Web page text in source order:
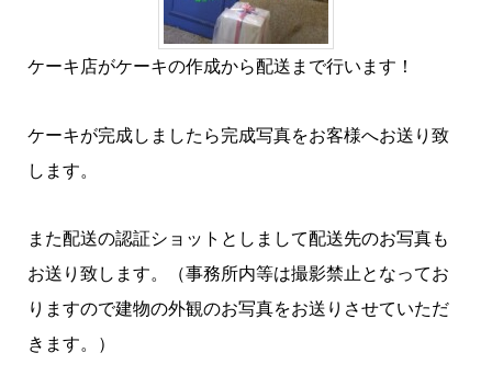
ケーキ店がケーキの作成から配送まで行います！
ケーキが完成しましたら完成写真をお客様へお送り致
します。
また配送の認証ショットとしまして配送先のお写真も
お送り致します。（事務所内等は撮影禁止となってお
りますので建物の外観のお写真をお送りさせていただ
きます。）